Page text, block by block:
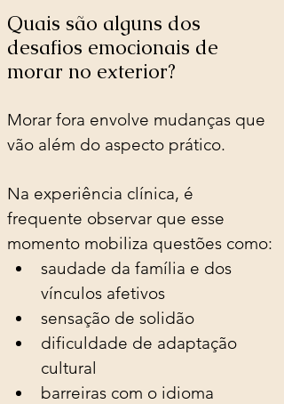
Quais são alguns dos
desafios emocionais de
morar no exterior?
Morar fora envolve mudanças que
vão além do aspecto prático.
Na experiência clínica, é
frequente observar que esse
momento mobiliza questões como:
saudade da família e dos
vínculos afetivos
sensação de solidão
dificuldade de adaptação
cultural
barreiras com o idioma